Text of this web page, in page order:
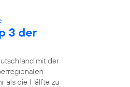
3 der
mit der
als die Hälfte zu